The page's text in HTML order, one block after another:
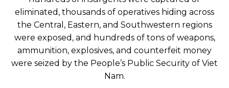
eliminated, thousands of operatives hiding across
the Central, Eastern, and Southwestern regions
were exposed, and hundreds of tons of weapons,
ammunition, explosives, and counterfeit money
were seized by the People’s Public Security of Viet
Nam.